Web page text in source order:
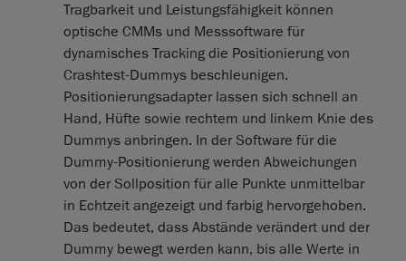
Tragbarkeit und Leistungsfähigkeit können
optische CMMs und Messsoftware für
dynamisches Tracking die Positionierung von
Crashtest-Dummys beschleunigen.
Positionierungsadapter lassen sich schnell an
Hand, Hüfte sowie rechtem und linkem Knie des
Dummys anbringen. In der Software für die
Dummy-Positionierung werden Abweichungen
von der Sollposition für alle Punkte unmittelbar
in Echtzeit angezeigt und farbig hervorgehoben.
Das bedeutet, dass Abstände verändert und der
Dummy bewegt werden kann, bis alle Werte in